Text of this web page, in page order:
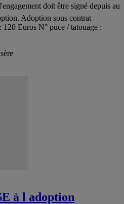
doit être signé depuis au
Adoption sous contrat
Euros N° puce / tatouage :
à l adoption